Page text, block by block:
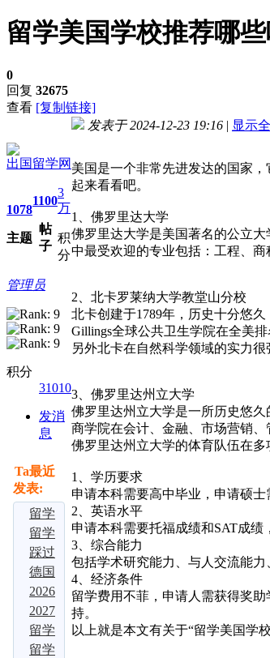
留学美国学校推荐哪
0
回复 32675
查看 [复制链接]
出国留学网
1078
主题
1100
帖
子
3
万
积
分
管理员
积分
31010
发消
息
Ta最近
发表:
留学
大局
定
了：
若是
不出
意外
的
留学
择校
别瞎
选！
吃透
这四
大热
踩过
3 家
中介
才敢
说！
2026
德国
留学
爆
火！
免学
2026
多国
留学
中介
2027
届留
学必
留学
申请
留学
发表于 2024-12-23 19:16 | 显示
美国是一个非常先进发达的国家
起来看看吧。
1、佛罗里达大学
佛罗里达大学是美国著名的公立
中最受欢迎的专业包括：工程、
2、北卡罗莱纳大学教堂山分校
北卡创建于1789年，历史十分悠
Gillings全球公共卫生学院在全美
另外北卡在自然科学领域的实力
3、佛罗里达州立大学
佛罗里达州立大学是一所历史悠久
商学院在会计、金融、市场营销
佛罗里达州立大学的体育队伍在
1、学历要求
申请本科需要高中毕业，申请硕
2、英语水平
申请本科需要托福成绩和SAT成绩
3、综合能力
包括学术研究能力、与人交流能
4、经济条件
留学费用不菲，申请人需获得奖
持。
以上就是本文有关于“留学美国学